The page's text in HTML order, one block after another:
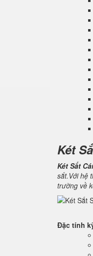
Két
Két Sắt
sắt.Với hệ
trường về
Đặc tính